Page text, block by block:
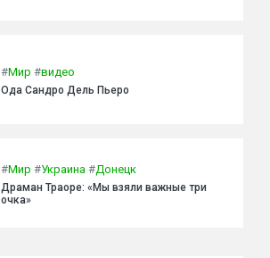
#Мир #видео
Ода Сандро Дель Пьеро
#Мир #Украина #Донецк
Драман Траоре: «Мы взяли важные три
очка»